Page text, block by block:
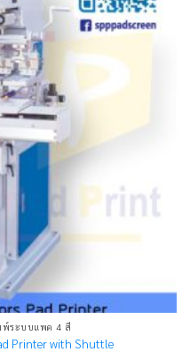
มพ์ระบบแพด 4 สี
Printer with Shuttle